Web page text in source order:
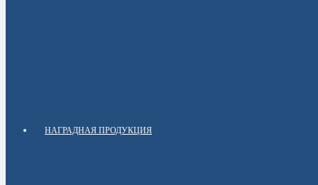
НАГРАДНАЯ ПРОДУКЦИЯ